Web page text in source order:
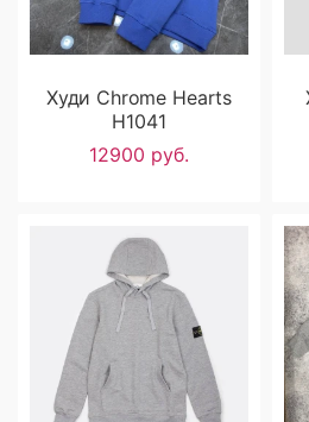
Худи Chrome Hearts
H1041
12900 руб.